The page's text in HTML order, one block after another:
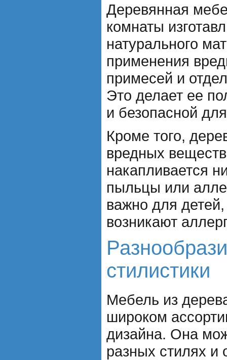
Деревянная
комнаты
натурального
применения
примесей и
Это делает ее
и безопасной
Кроме того,
вредных
накапливается
пыльцы или
важно для
возникают
стилистики
Мебель из
широком
дизайна. Она
разных стилях и